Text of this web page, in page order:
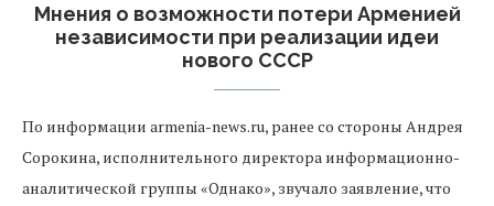
Мнения о возможности потери Арменией
независимости при реализации идеи
нового СССР
По информации armenia-news.ru, ранее со стороны Андрея
Сорокина, исполнительного директора информационно-
аналитической группы «Однако», звучало заявление, что